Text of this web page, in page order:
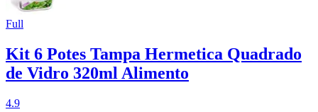
Full
Kit 6 Potes Tampa Hermetica Quadrado
de Vidro 320ml Alimento
4.9